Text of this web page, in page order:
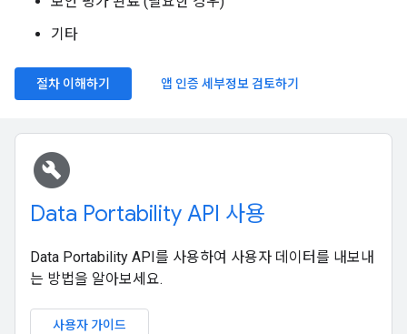
기타
절차 이해하기 앱 인증 세부정보 검토하기
build_circle
Data Portability API 사용
Data Portability API를 사용하여 사용자 데이터를 내보내
는 방법을 알아보세요.
사용자 가이드